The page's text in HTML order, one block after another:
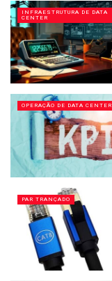
INFRAESTRUTURA DE DATA
CENTER
OPERAÇÃO DE DATA CENTER
PAR TRANÇADO